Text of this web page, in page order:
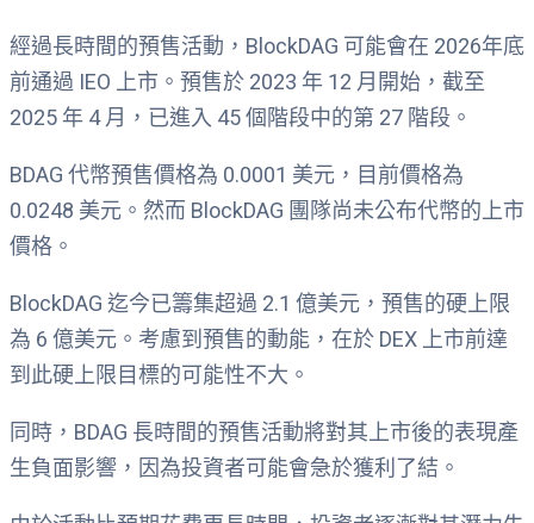
經過長時間的預售活動，BlockDAG 可能會在 2026年底
前通過 IEO 上市。預售於 2023 年 12 月開始，截至
2025 年 4 月，已進入 45 個階段中的第 27 階段。
BDAG 代幣預售價格為 0.0001 美元，目前價格為
0.0248 美元。然而 BlockDAG 團隊尚未公布代幣的上市
價格。
BlockDAG 迄今已籌集超過 2.1 億美元，預售的硬上限
為 6 億美元。考慮到預售的動能，在於 DEX 上市前達
到此硬上限目標的可能性不大。
同時，BDAG 長時間的預售活動將對其上市後的表現產
生負面影響，因為投資者可能會急於獲利了結。